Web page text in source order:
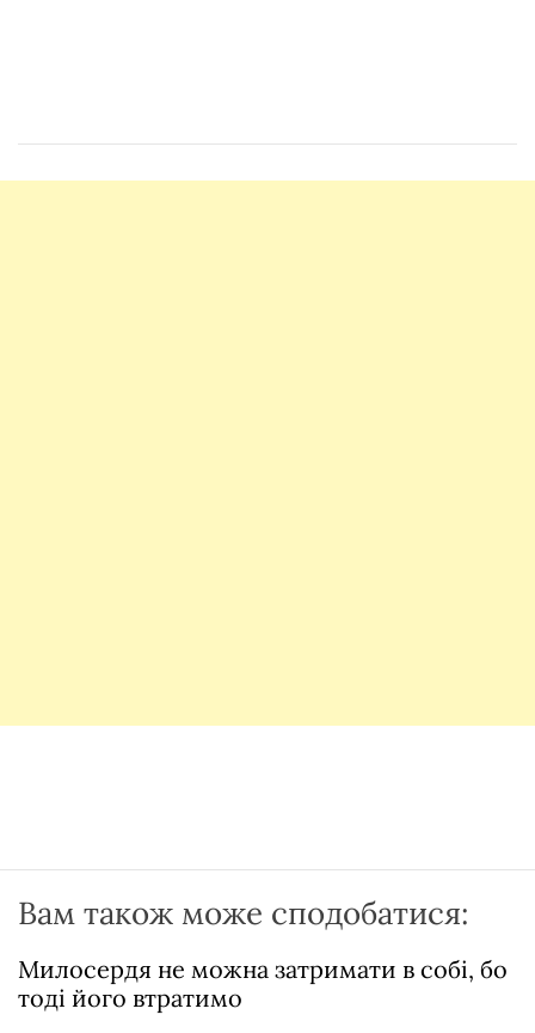
Вам також може сподобатися:
Милосердя не можна затримати в собі, бо
тоді його втратимо